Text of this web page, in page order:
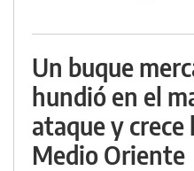
Un buque
hundió en el
ataque y
Medio Oriente